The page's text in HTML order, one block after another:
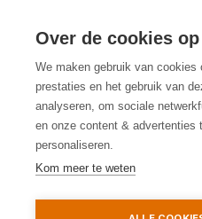
Privacy Policy
Over de cookies
We maken gebruik van
prestaties en het gebruik van
analyseren, om sociale
en onze content & advertenties
personaliseren.
Kom meer te weten
Meld je aan en mis geen
of nieuwe deal meer. Én je